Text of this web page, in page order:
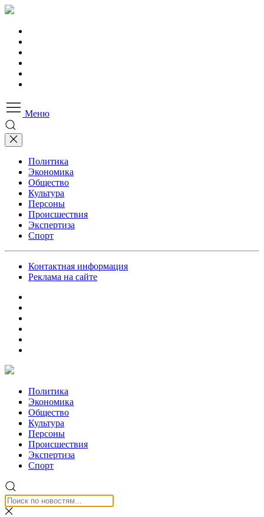
Меню
Политика
Экономика
Общество
Культура
Персоны
Происшествия
Экспертиза
Спорт
Контактная информация
Реклама на сайте
Политика
Экономика
Общество
Культура
Персоны
Происшествия
Экспертиза
Спорт